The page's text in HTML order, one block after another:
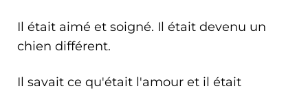
Il était aimé et soigné. Il était devenu un
chien différent.
Il savait ce qu'était l'amour et il était